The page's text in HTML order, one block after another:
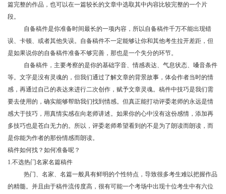
篇完整的作品，也可以在一篇较长的文章中选取其中内容比较完整的一个片
段。
自备稿件是你准备时间最长的一项内容，所以自备稿件千万不能出现错
误、卡顿、或者其他失误。自备稿件不一定能够让你和其他考生拉开差距，但
是如果说你的自备稿件准备不够完善，那也是一个失分的环节。
自备稿件，主要考察的是你的基础字音、情感表达、气息状态、嗓音条件
等。文字是没有灵魂的，但我们通过了解文章的背景故事，体会作者当时的情
感，再通过自己的表达来进行二次创作，赋予文章灵魂。稿件中技巧是我们需
要去使用的，确实能够帮助我们找到情感。但真正能打动评委老师的永远是情
感大于技巧，用真情实感在向老师讲述。如果你的心中没有这份感情，添加再
多技巧也是苍白无力的。所以，评委老师希望看到的不是为了朗读而朗读，而
是你能为作者的那份情感而朗读。
稿件如何找？如何准备呢？
1.不选热门名家名篇稿件
热门、名家、名篇一般具有鲜明的个性特点，导致很多考生难以把握作品
的精髓。并且由于稿件流传度高，很有可能一个考场中出现十位考生中有六位